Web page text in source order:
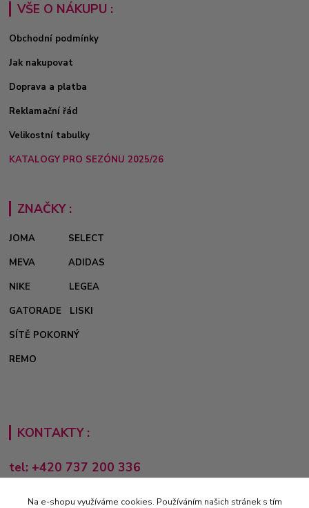
VŠE O NÁKUPU :
Obchodní podmínky
Jak nakupovat
Doprava a platba
Reklamační řád
Velikostní tabulky
KATALOGY PRO SEZÓNU 2025/26
ZNAČKY :
JOMA
SELECT
MEVA
ADIDAS
NIKE
LEGEA
GATORADE
LISKI
SÍTĚ POKORNÝ
REMO
KONTAKTY :
tel: +420 737 200 336
Pondělí-Pátek: 8 - 17 hodin
Na e-shopu využíváme cookies. Používáním našich stránek s tím